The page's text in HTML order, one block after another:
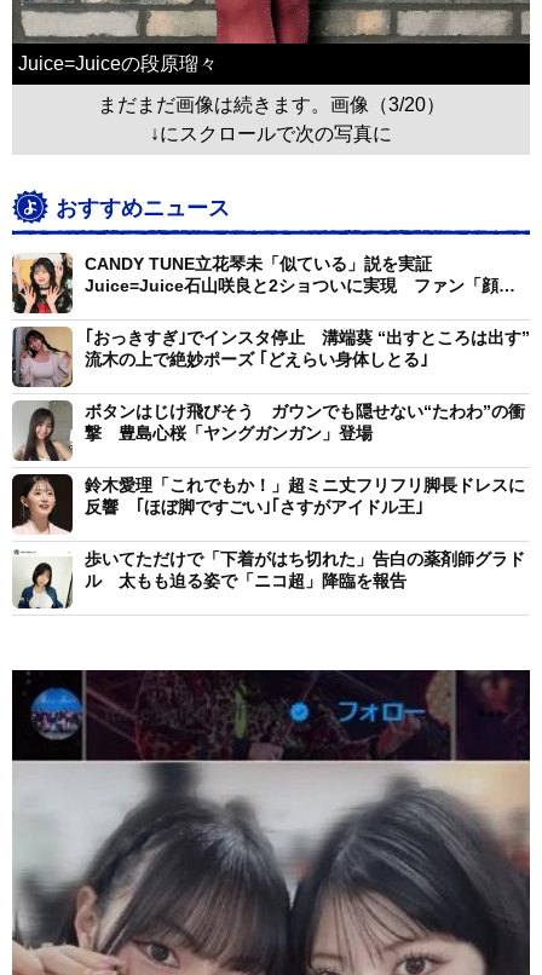
Juice=Juiceの段原瑠々
まだまだ画像は続きます。画像（3/20）
↓にスクロールで次の写真に
おすすめニュース
CANDY TUNE立花琴未「似ている」説を実証
Juice=Juice石山咲良と2ショついに実現 ファン「顔面
｢おっきすぎ｣でインスタ停止 溝端葵 “出すところは出す”
流木の上で絶妙ポーズ ｢どえらい身体しとる｣
ボタンはじけ飛びそう ガウンでも隠せない“たわわ”の衝
撃 豊島心桜「ヤングガンガン」登場
鈴木愛理「これでもか！」超ミニ丈フリフリ脚長ドレスに
反響 ｢ほぼ脚ですごい｣｢さすがアイドル王｣
歩いてただけで「下着がはち切れた」告白の薬剤師グラド
ル 太もも迫る姿で「ニコ超」降臨を報告